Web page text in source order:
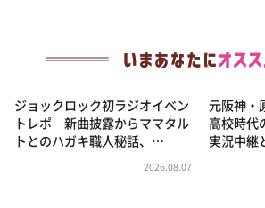
ジョックロック初ラジオイベン
トレポ 新曲披露からママタル
トとのハガキ職人秘話、…
2026.08.07
元阪神・
高校時代
実況中継